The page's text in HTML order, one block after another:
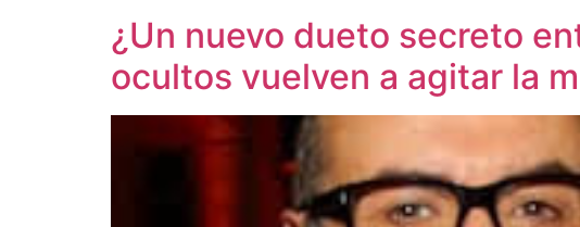
¿Un nuevo dueto secreto
ocultos vuelven a agitar la